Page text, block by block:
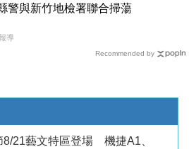
與新竹地檢署聯合掃蕩
導
Recommended by
8/21藝文特區登場 機捷A1、